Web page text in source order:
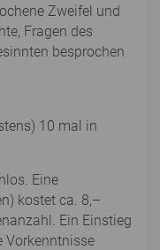
Zweifel und
Fragen des
besprochen
10 mal in
Eine
kostet ca. 8,–
Ein Einstieg
Vorkenntnisse